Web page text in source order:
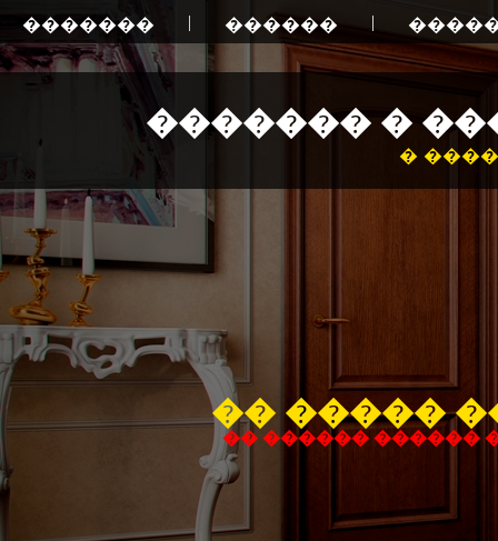
������� | ������ |
������� �
�
�� �����
�� ������ ������